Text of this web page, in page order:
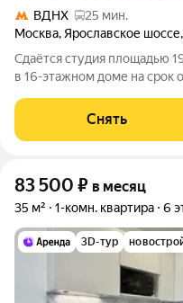
ВДНХ
25 мин.
Москва, Ярославское шоссе,
Сдаётся студия площадью
в 16-этажном доме на срок
панельный, окна выходят
лифт - 0 грузовых и
Снять
83 500 ₽ в месяц
35 м² 1-комн. квартира 6
3D-тур